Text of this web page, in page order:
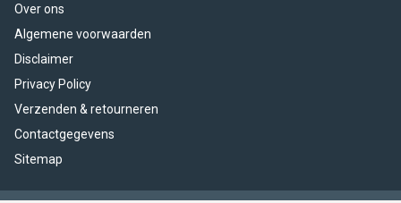
Over ons
Algemene voorwaarden
Disclaimer
Privacy Policy
Verzenden & retourneren
Contactgegevens
Sitemap